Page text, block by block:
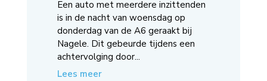
Een auto met meerdere inzittenden
is in de nacht van woensdag op
donderdag van de A6 geraakt bij
Nagele. Dit gebeurde tijdens een
achtervolging door...
Lees meer